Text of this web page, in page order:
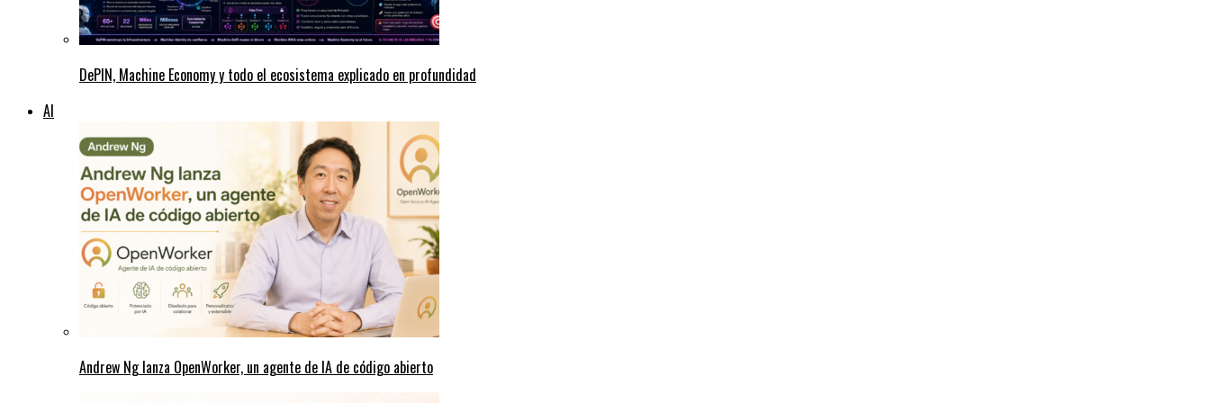
DePIN, Machine Economy y todo el ecosistema explicado en profundidad
AI
Andrew Ng lanza OpenWorker, un agente de IA de código abierto